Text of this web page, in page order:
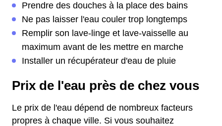
Prendre des douches à la place des bains
Ne pas laisser l'eau couler trop longtemps
Remplir son lave-linge et lave-vaisselle au
maximum avant de les mettre en marche
Installer un récupérateur d'eau de pluie
Prix de l'eau près de chez vous
Le prix de l'eau dépend de nombreux facteurs
propres à chaque ville. Si vous souhaitez